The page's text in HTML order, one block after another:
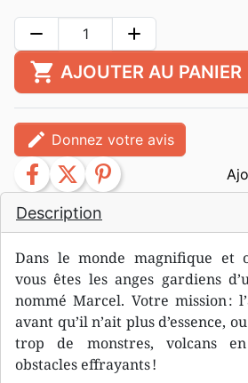
Description
Dans le monde magnifique et
vous êtes les anges gardiens
nommé Marcel. Votre mission :
avant qu’il n’ait plus d’essence,
trop de monstres, volcans
obstacles effrayants !
remove add
shopping_cart AJOUTER AU PANIER
edit Donnez votre avis
facebook twitter pinterest